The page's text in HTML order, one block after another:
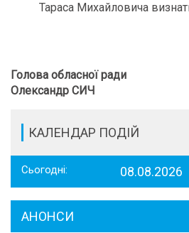
Тараса Михайловича
Голова
Олександр СИЧ
КАЛЕНДАР ПОДІЙ
Сьогодні: 08.08.2026
АНОНСИ